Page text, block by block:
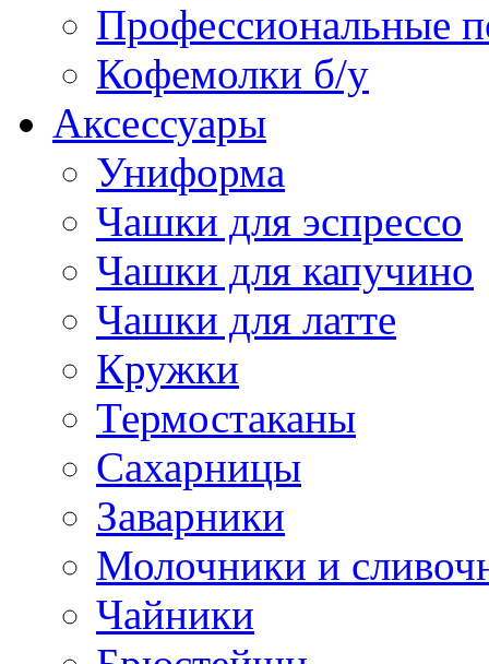
Профессиональные
Кофемолки б/у
Аксессуары
Униформа
Чашки для эспрессо
Чашки для капучино
Чашки для латте
Кружки
Термостаканы
Сахарницы
Заварники
Молочники и
Чайники